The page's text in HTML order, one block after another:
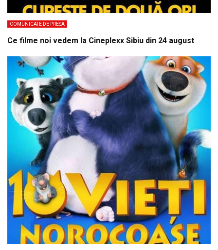
COMUNICATE DE PRESA
Ce filme noi vedem la Cineplexx Sibiu din 24 august